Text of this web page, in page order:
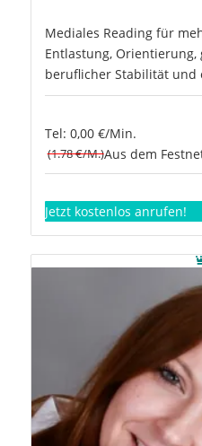
Mediales Reading für
Entlastung, Orientierung,
beruflicher Stabilität und
Tel: 0,00 €/Min.
(1.78 €/M.)Aus dem
Jetzt kostenlos anrufen!